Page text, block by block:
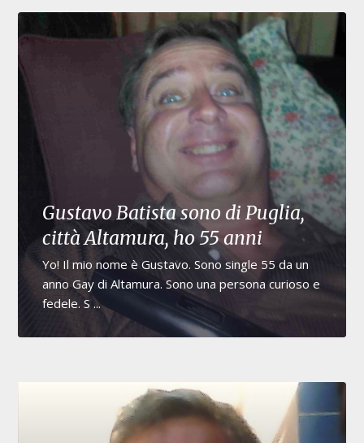
Gustavo Batista sono di Puglia,
città Altamura, ho 55 anni
Yo! Il mio nome è Gustavo. Sono single 55 da un
anno Gay di Altamura. Sono una persona curioso e
fedele. S ...